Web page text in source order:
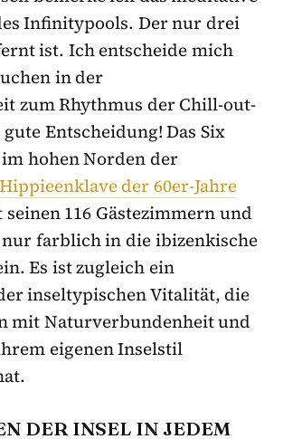
Infinitypools. Der nur drei
ist. Ich entscheide mich
in der
zum Rhythmus der Chill-out-
gute Entscheidung! Das Six
im hohen Norden der
der 60er-Jahre
116 Gästezimmern und
farblich in die ibizenkische
Es ist zugleich ein
inseltypischen Vitalität, die
mit Naturverbundenheit und
eigenen Inselstil
DER INSEL IN JEDEM